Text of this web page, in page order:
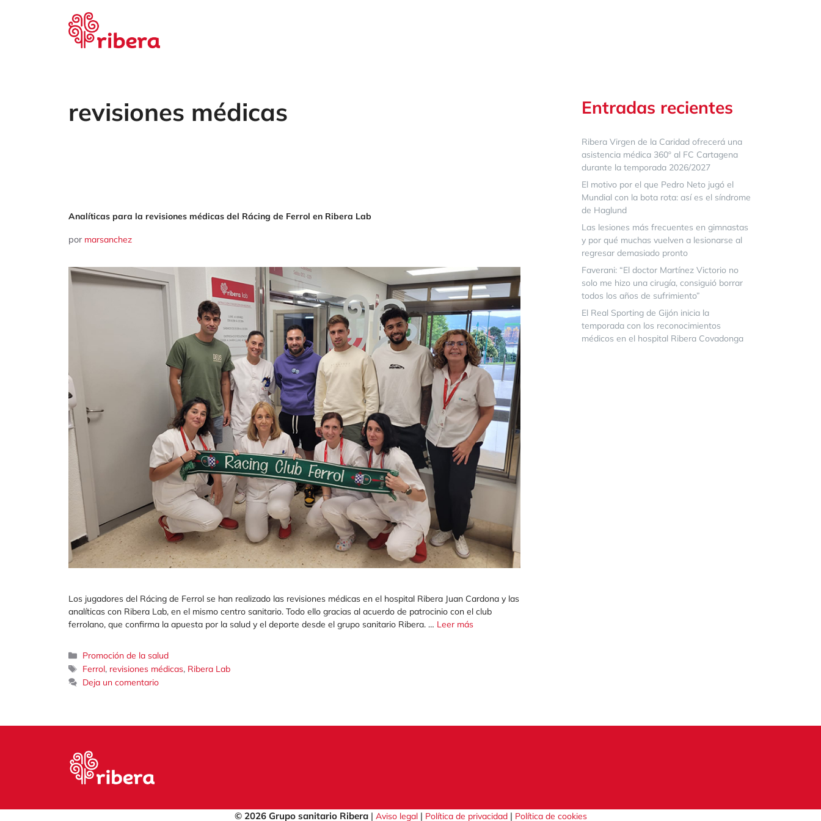
revisiones médicas
Analíticas para la revisiones médicas del Rácing de Ferrol en Ribera Lab
por marsanchez
Los jugadores del Rácing de Ferrol se han realizado las revisiones médicas en el hospital Ribera Juan Cardona y las
analíticas con Ribera Lab, en el mismo centro sanitario. Todo ello gracias al acuerdo de patrocinio con el club
ferrolano, que confirma la apuesta por la salud y el deporte desde el grupo sanitario Ribera. … Leer más
Categorías
Promoción de la salud
Etiquetas
Ferrol, revisiones médicas, Ribera Lab
Deja un comentario
Entradas recientes
Ribera Virgen de la Caridad ofrecerá una
asistencia médica 360º al FC Cartagena
durante la temporada 2026/2027
El motivo por el que Pedro Neto jugó el
Mundial con la bota rota: así es el síndrome
de Haglund
Las lesiones más frecuentes en gimnastas
y por qué muchas vuelven a lesionarse al
regresar demasiado pronto
Faverani: “El doctor Martínez Victorio no
solo me hizo una cirugía, consiguió borrar
todos los años de sufrimiento”
El Real Sporting de Gijón inicia la
temporada con los reconocimientos
médicos en el hospital Ribera Covadonga
© 2026 Grupo sanitario Ribera| Aviso legal| Política de privacidad| Política de cookies